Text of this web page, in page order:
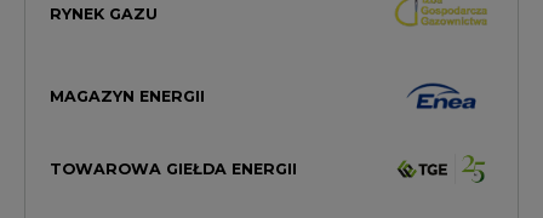
RYNEK GAZU
MAGAZYN ENERGII
TOWAROWA GIEŁDA ENERGII